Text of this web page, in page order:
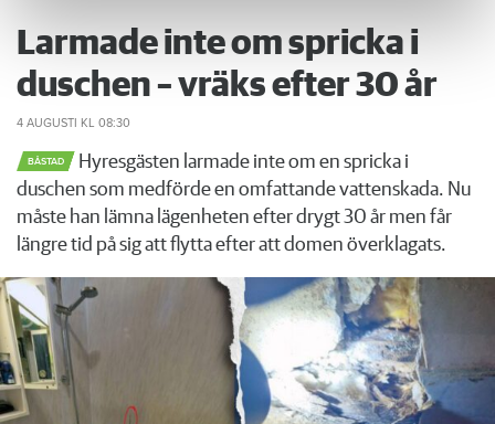
Larmade inte om spricka i
duschen – vräks efter 30 år
4 AUGUSTI KL 08:30
BÅSTAD
Hyresgästen larmade inte om en spricka i
duschen som medförde en omfattande vattenskada. Nu
måste han lämna lägenheten efter drygt 30 år men får
längre tid på sig att flytta efter att domen överklagats.